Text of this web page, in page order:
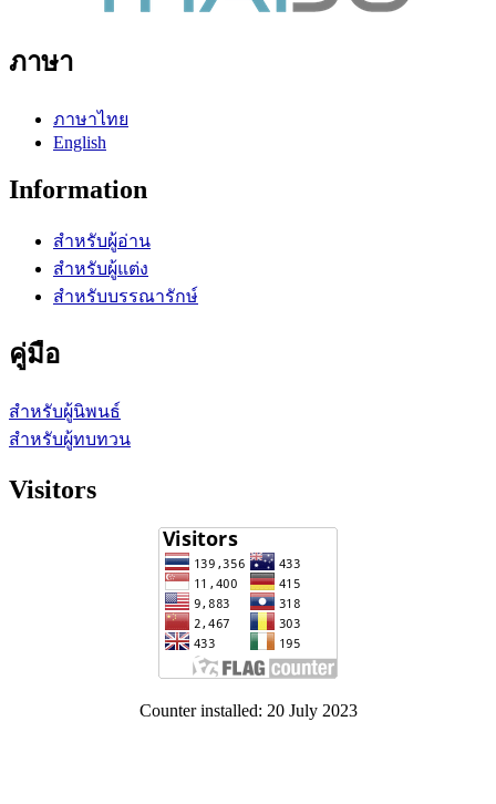
ภาษา
ภาษาไทย
English
Information
สำหรับผู้อ่าน
สำหรับผู้แต่ง
สำหรับบรรณารักษ์
คู่มือ
สำหรับผู้นิพนธ์
สำหรับผู้ทบทวน
Visitors
Counter installed: 20 July 2023